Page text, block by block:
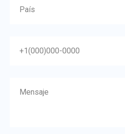
País
+1(000)000-0000
Mensaje